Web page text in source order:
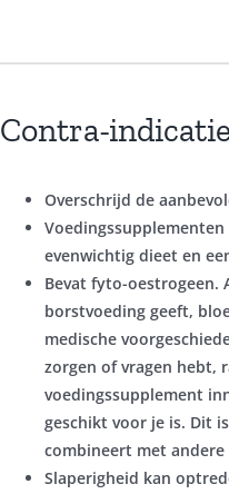
Contra-indicatie
Overschrijd de
evenwichtig dieet en
Bevat fyto-oestrogeen.
borstvoeding geeft,
medische
zorgen of vragen hebt,
voedingssupplement
geschikt voor je is. Dit
combineert met
Slaperigheid kan